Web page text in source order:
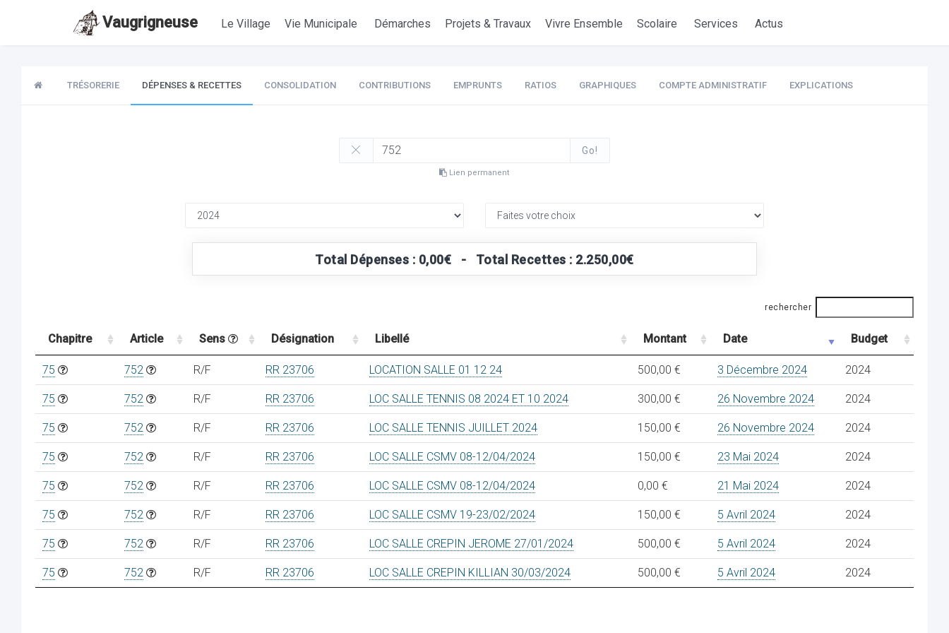
Vaugrigneuse Le Village Vie Municipale Démarches Projets & Travaux Vivre Ensemble Scolaire Services Actus
TRÉSORERIE DÉPENSES & RECETTES CONSOLIDATION CONTRIBUTIONS EMPRUNTS RATIOS GRAPHIQUES COMPTE ADMINISTRATIF EXPLICATIONS
Go!
Lien permanent
Total Dépenses : 0,00€ - Total Recettes : 2.250,00€
rechercher
Chapitre Article Sens Désignation Libellé Montant Date Budget
75 752 R/F RR 23706 LOCATION SALLE 01 12 24 500,00 € 3 Décembre 2024 2024
75 752 R/F RR 23706 LOC SALLE TENNIS 08 2024 ET 10 2024 300,00 € 26 Novembre 2024 2024
75 752 R/F RR 23706 LOC SALLE TENNIS JUILLET 2024 150,00 € 26 Novembre 2024 2024
75 752 R/F RR 23706 LOC SALLE CSMV 08-12/04/2024 150,00 € 23 Mai 2024 2024
75 752 R/F RR 23706 LOC SALLE CSMV 08-12/04/2024 0,00 € 21 Mai 2024 2024
75 752 R/F RR 23706 LOC SALLE CSMV 19-23/02/2024 150,00 € 5 Avril 2024 2024
75 752 R/F RR 23706 LOC SALLE CREPIN JEROME 27/01/2024 500,00 € 5 Avril 2024 2024
75 752 R/F RR 23706 LOC SALLE CREPIN KILLIAN 30/03/2024 500,00 € 5 Avril 2024 2024